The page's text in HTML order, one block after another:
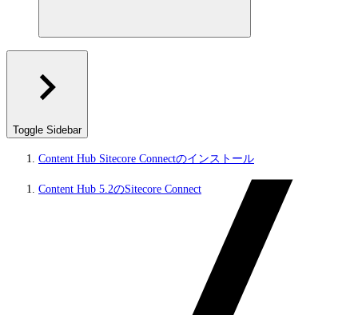
Toggle Sidebar
Content Hub Sitecore Connectのインストール
Content Hub 5.2のSitecore Connect